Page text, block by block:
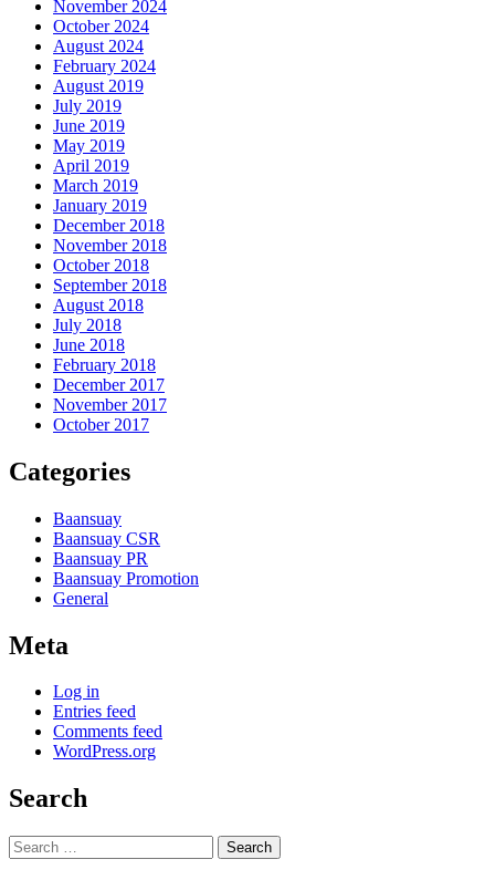
November 2024
October 2024
August 2024
February 2024
August 2019
July 2019
June 2019
May 2019
April 2019
March 2019
January 2019
December 2018
November 2018
October 2018
September 2018
August 2018
July 2018
June 2018
February 2018
December 2017
November 2017
October 2017
Categories
Baansuay
Baansuay CSR
Baansuay PR
Baansuay Promotion
General
Meta
Log in
Entries feed
Comments feed
WordPress.org
Search
Search
for: